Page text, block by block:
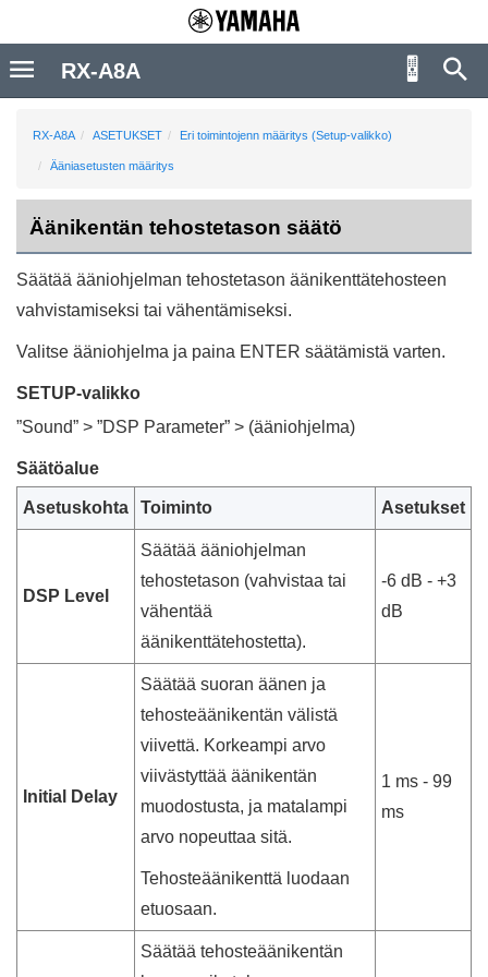
RX-A8A ASETUKSET Eri toimintojenn määritys (Setup-valikko)
Ääniasetusten määritys
Äänikentän tehostetason säätö
Säätää ääniohjelman tehostetason äänikenttätehosteen
vahvistamiseksi tai vähentämiseksi.
Valitse ääniohjelma ja paina ENTER säätämistä varten.
SETUP-valikko
”Sound” > ”DSP Parameter” > (ääniohjelma)
Säätöalue
Asetuskohta Toiminto Asetukset
DSP Level
Säätää ääniohjelman
tehostetason (vahvistaa tai
vähentää
äänikenttätehostetta).
-6 dB - +3
dB
Initial Delay
Säätää suoran äänen ja
tehosteäänikentän välistä
viivettä. Korkeampi arvo
viivästyttää äänikentän
muodostusta, ja matalampi
arvo nopeuttaa sitä.
Tehosteäänikenttä luodaan
etuosaan.
1 ms - 99
ms
Säätää tehosteäänikentän
RX-A8A